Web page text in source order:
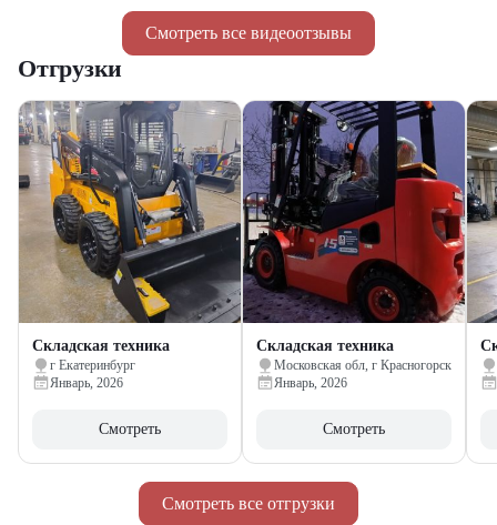
Смотреть все видеоотзывы
Смотреть все отгрузки
Отгрузки
Складская техника
г Екатеринбург
Январь, 2026
Смотреть
Складская техника
Московская обл, г Красногорск
Январь, 2026
Смотреть